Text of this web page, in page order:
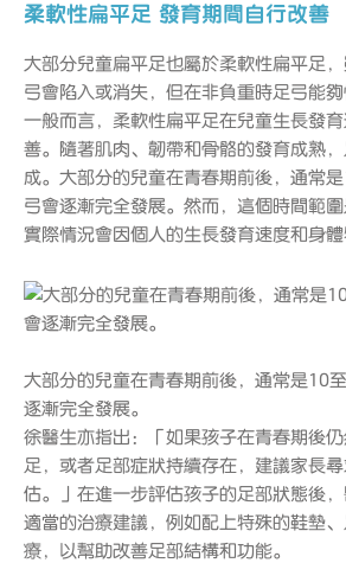
柔軟性扁平足 發育期間自行改善
大部分兒童扁平足也屬於柔軟性扁平足
弓會陷入或消失，但在非負重時足弓能夠
一般而言，柔軟性扁平足在兒童生長發
善。隨著肌肉、韌帶和骨骼的發育成熟
成。大部分的兒童在青春期前後，通常
弓會逐漸完全發展。然而，這個時間範圍
實際情況會因個人的生長發育速度和身體
大部分的兒童在青春期前後，通常是10
逐漸完全發展。
徐醫生亦指出：「如果孩子在青春期後
足，或者足部症狀持續存在，建議家長
估。」在進一步評估孩子的足部狀態後
適當的治療建議，例如配上特殊的鞋墊
療，以幫助改善足部結構和功能。